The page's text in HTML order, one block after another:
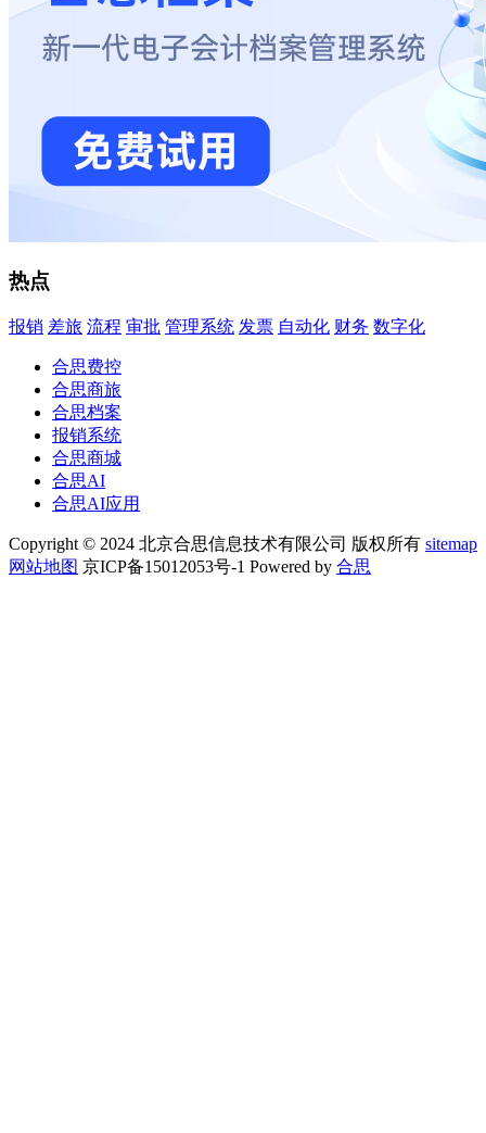
热点
报销 差旅 流程 审批 管理系统 发票 自动化 财务 数字化
合思费控
合思商旅
合思档案
报销系统
合思商城
合思AI
合思AI应用
Copyright © 2024 北京合思信息技术有限公司 版权所有 sitemap
网站地图 京ICP备15012053号-1 Powered by 合思